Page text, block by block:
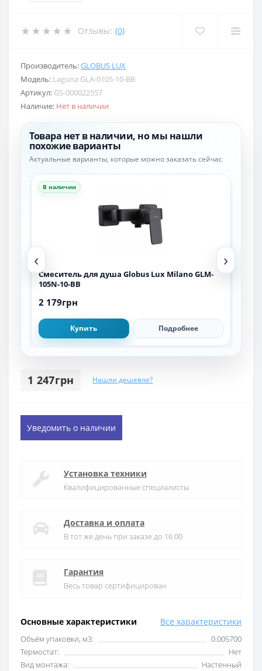
Отзывы: (0)
Производитель:GLOBUS LUX
Модель: Laguna GLA-0105-10-BB
Артикул: GS-000022557
Наличие: Нет в наличии
Товара нет в наличии, но мы нашли
похожие варианты
Актуальные варианты, которые можно заказать сейчас
‹
В наличии
Смеситель для душа Globus Lux Milano GLM-
105N-10-BB
2 179грн
Купить Подробнее
›
1 247грн Нашли дешевле?
Основные характеристики Все характеристики
Объём упаковки, м3:
0.005700
Термостат:
Нет
Вид монтажа:
Настенный
Уведомить о наличии
Установка техники
Квалифицированные специалисты
Доставка и оплата
В тот же день при заказе до 16:00
Гарантия
Весь товар сертифицирован